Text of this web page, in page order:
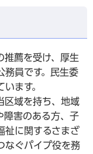
推薦を受け、厚生
務員です。民生委
ます。
区域を持ち、地域
障害のある方、子
祉に関するさまざ
なぐパイプ役を務